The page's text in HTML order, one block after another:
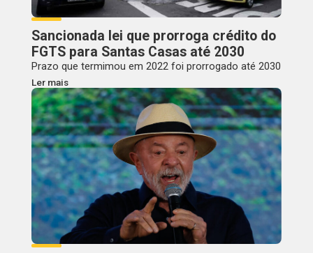
Sancionada lei que prorroga crédito do
FGTS para Santas Casas até 2030
Prazo que termimou em 2022 foi prorrogado até 2030
Ler mais